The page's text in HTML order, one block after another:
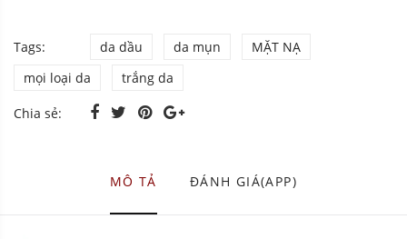
Tags: da dầu da mụn
MẶT NẠ
mọi loại da
trắng da
Chia sẻ:
MÔ TẢ ĐÁNH GIÁ(APP)